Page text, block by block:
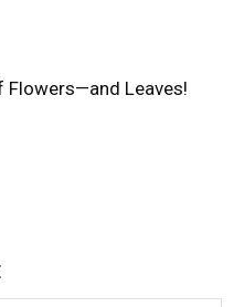
Flowers—and Leaves!